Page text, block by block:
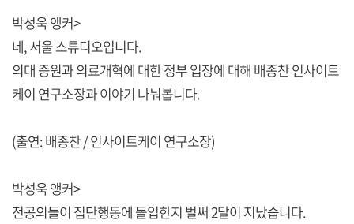
박성욱 앵커>
네, 서울 스튜디오입니다.
의대 증원과 의료개혁에 대한 정부 입장에 대해 배종찬 인사이트
케이 연구소장과 이야기 나눠봅니다.
(출연: 배종찬 / 인사이트케이 연구소장)
박성욱 앵커>
전공의들이 집단행동에 돌입한지 벌써 2달이 지났습니다.